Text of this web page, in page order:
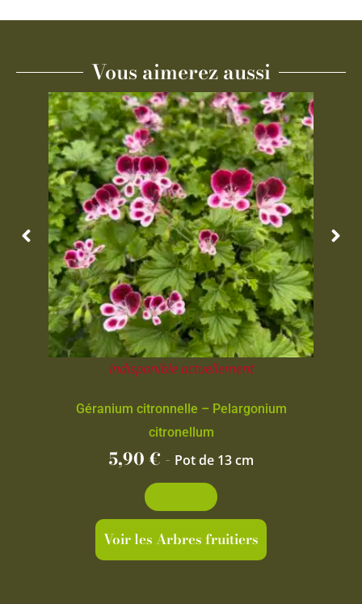
Vous aimerez aussi
Indisponible actuellement
Géranium citronnelle – Pelargonium
citronellum
5,90€ - Pot de 13 cm
Voir les Arbres fruitiers